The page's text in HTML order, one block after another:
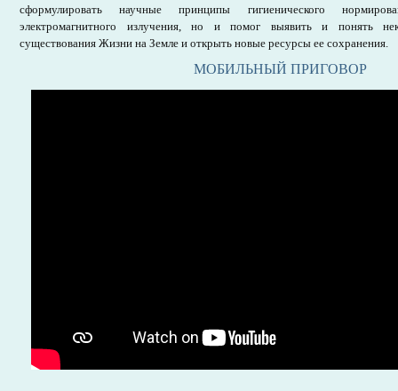
сформулировать научные принципы гигиенического
электромагнитного излучения, но и помог выявить и понять
существования Жизни на Земле и открыть новые ресурсы ее сохранения.
МОБИЛЬНЫЙ ПРИГОВОР